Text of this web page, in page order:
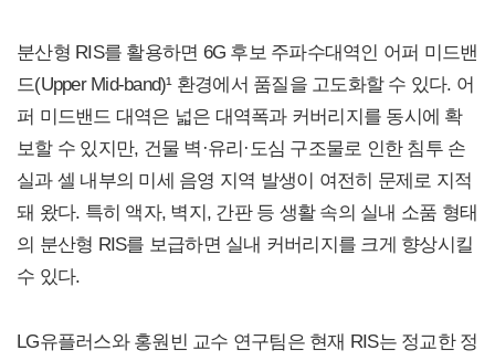
분산형 RIS를 활용하면 6G 후보 주파수대역인 어퍼 미드밴
드(Upper Mid-band)¹ 환경에서 품질을 고도화할 수 있다. 어
퍼 미드밴드 대역은 넓은 대역폭과 커버리지를 동시에 확
보할 수 있지만, 건물 벽·유리·도심 구조물로 인한 침투 손
실과 셀 내부의 미세 음영 지역 발생이 여전히 문제로 지적
돼 왔다. 특히 액자, 벽지, 간판 등 생활 속의 실내 소품 형태
의 분산형 RIS를 보급하면 실내 커버리지를 크게 향상시킬
수 있다.
LG유플러스와 홍원빈 교수 연구팀은 현재 RIS는 정교한 정